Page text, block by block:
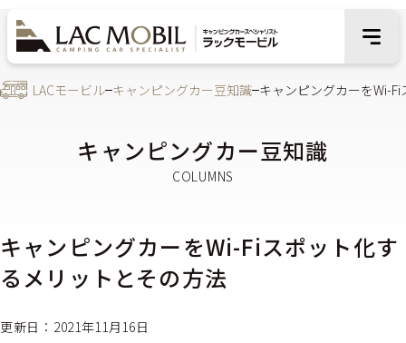
LACモービル キャンピングカー豆知識 キャンピングカーをWi-
キャンピングカー豆知識
キャンピングカーをWi-Fiスポット化す
るメリットとその方法
更新日：2021年11月16日